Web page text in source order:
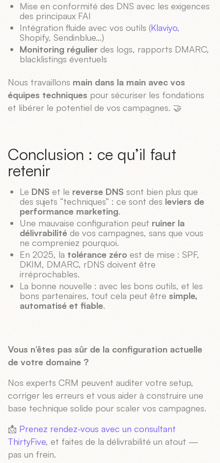
Mise en conformité des DNS avec les exigences
des principaux FAI
Intégration fluide avec vos outils (Klaviyo,
Shopify, Sendinblue…)
Monitoring régulier des logs, rapports DMARC,
blacklistings éventuels
Nous travaillons main dans la main avec vos
équipes techniques pour sécuriser les fondations
et libérer le potentiel de vos campagnes. 🤝
Conclusion : ce qu’il faut
retenir
Le DNS et le reverse DNS sont bien plus que
des sujets “techniques” : ce sont des leviers de
performance marketing.
Une mauvaise configuration peut ruiner la
délivrabilité de vos campagnes, sans que vous
ne compreniez pourquoi.
En 2025, la tolérance zéro est de mise : SPF,
DKIM, DMARC, rDNS doivent être
irréprochables.
La bonne nouvelle : avec les bons outils, et les
bons partenaires, tout cela peut être simple,
automatisé et fiable.
Vous n’êtes pas sûr de la configuration actuelle
de votre domaine ?
Nos experts CRM peuvent auditer votre setup,
corriger les erreurs et vous aider à construire une
base technique solide pour scaler vos campagnes.
📩 Prenez rendez-vous avec un consultant
ThirtyFive, et faites de la délivrabilité un atout —
pas un frein.